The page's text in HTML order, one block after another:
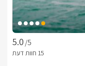
/5